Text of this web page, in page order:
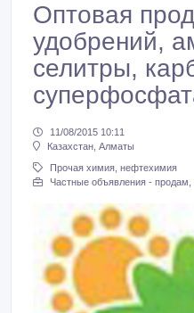
Оптовая
удобрений,
селитры,
11/08/2015 10:11
Казахстан, Алматы
Прочая химия, нефтехимия
Частные объявления - продам,